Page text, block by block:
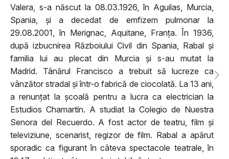
Valera, s-a născut la 08.03.1926, în Aguilas, Murcia,
Spania, și a decedat de emfizem pulmonar la
29.08.2001, în Merignac, Aquitane, Franța. În 1936,
după izbucnirea Războiului Civil din Spania, Rabal și
familia lui au plecat din Murcia și s-au mutat la
Madrid. Tânărul Francisco a trebuit să lucreze ca
vânzător stradal și într-o fabrică de ciocolată. La 13 ani,
a renunțat la școală pentru a lucra ca electrician la
Estudios Chamartín. A studiat la Colegio de Nuestra
Senora del Recuerdo. A fost actor de teatru, film și
televiziune, scenarist, regizor de film. Rabal a apărut
sporadic ca figurant în câteva spectacole teatrale, în